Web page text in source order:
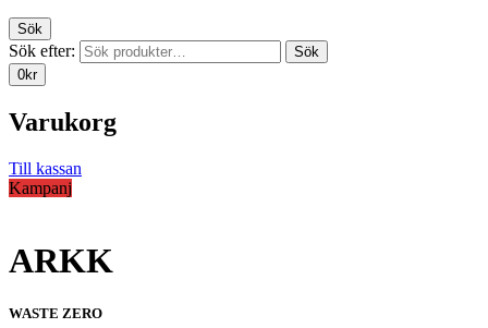
Sök
Sök efter:
Sök
0kr
Varukorg
Till kassan
Kampanj
ARKK
WASTE ZERO